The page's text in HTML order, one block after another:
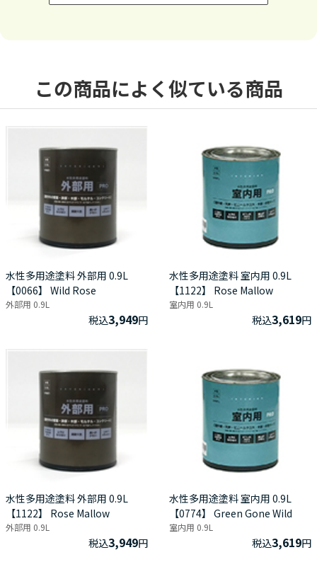
この商品によく似ている商品
水性多用途塗料 外部用 0.9L
【0066】 Wild Rose
外部用 0.9L
税込3,949円
水性多用途塗料 室内用 0.9L
【1122】 Rose Mallow
室内用 0.9L
税込3,619円
水性多用途塗料 外部用 0.9L
【1122】 Rose Mallow
外部用 0.9L
税込3,949円
水性多用途塗料 室内用 0.9L
【0774】 Green Gone Wild
室内用 0.9L
税込3,619円